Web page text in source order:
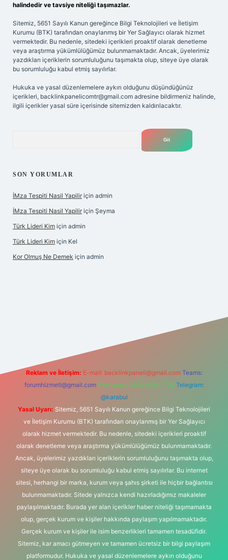
halindedir ve tavsiye niteliği taşımazlar.
Sitemiz, 5651 Sayılı Kanun gereğince Bilgi Teknolojileri ve İletişim
Kurumu (BTK) tarafından onaylanmış bir Yer Sağlayıcı olarak hizmet
vermektedir. Bu nedenle, sitedeki içerikleri proaktif olarak denetleme
veya araştırma yükümlülüğümüz bulunmamaktadır. Ancak, üyelerimiz
yazdıkları içeriklerin sorumluluğunu taşımakta olup, siteye üye olarak
bu sorumluluğu kabul etmiş sayılırlar.
Hukuka ve yasal düzenlemelere aykırı olduğunu düşündüğünüz
içerikleri, backlinkpanelicomtr@gmail.com adresine bildirmeniz halinde,
ilgili içerikler yasal süre içerisinde sitemizden kaldırılacaktır.
SON YORUMLAR
İMza Tespiti Nasil Yapilir için admin
İMza Tespiti Nasil Yapilir için Şeyma
Türk Lideri Kim için admin
Türk Lideri Kim için Kel
Kor Olmuş Ne Demek için admin
Reklam ve İletişim: E-mail: backlinkpaneli@gmail.com Teams:
forumhizmeti@gmail.com Whatsapp: 0262 606 0 726 Telegram:
@karabul
Yasal Uyarı: Sitemiz, 5651 Sayılı Kanun gereğince Bilgi Teknolojileri
ve İletişim Kurumu (BTK) tarafından onaylanmış bir Yer Sağlayıcı
olarak hizmet vermektedir. Bu nedenle, sitedeki içerikleri proaktif
olarak denetleme veya araştırma yükümlülüğümüz bulunmamaktadır.
Ancak, üyelerimiz yazdıkları içeriklerin sorumluluğunu taşımakta olup,
siteye üye olarak bu sorumluluğu kabul etmiş sayılırlar. Bu internet
sitesi, herhangi bir marka, kurum veya şahıs şirketi ile hiçbir bağlantısı
bulunmamaktadır. Sitede yalnızca kendi hazırladığımız makaleler
paylaşılmaktadır. Burada yer alan içerikler haber niteliği taşımamakta
olup, gerçek kurum ve kişiler hakkında paylaşım yapılmamaktadır.
Gerçek kurum ve kişiler ile isim benzerlikleri tamamen tesadüfidir.
Sitemiz, kar amacı gütmeyen ve tamamen ücretsiz bir bilgi paylaşım
platformudur. Hukuka ve yasal düzenlemelere aykırı olduğunu